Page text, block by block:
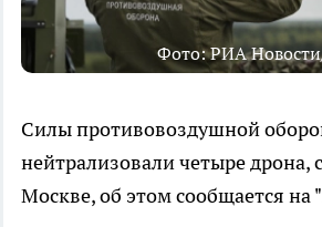
Фото: РИА
Силы противовоздушной
нейтрализовали четыре дрона,
Москве, об этом сообщается на